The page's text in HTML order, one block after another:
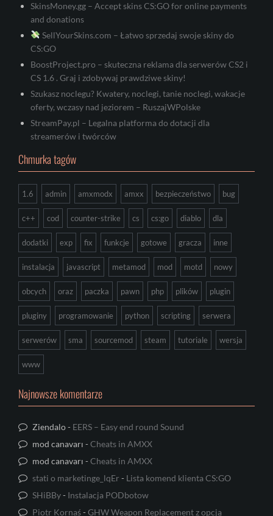
SkinsMoney.gg – Accept skins CS:GO for online payments
and donations
SellYourSkins.com – Łatwo sprzedaj swoje skiny do
CS:GO
BoostProject.pro – skuteczna reklama dla serwerów CS2 i
CS 1.6 . Graj i zdobywaj prawdziwe skiny!
Szukasz noclegu? Kwatery, noclegi, tanie noclegi, wakacje
oferty, wczasy nad jeziorem – RuszajWPolske
StreamPay.pl – Legalna platforma do dotacji dla
streamerów i twórców
Chmurka tagów
1.6 admin amxmodx amxx bezpieczeństwo bug
c++ cod counter-strike cs cs:go diablo dla
dodatki exp fix funkcje gotowe gracza inne
instalacja javascript metamod mod motd nowy
obcych oraz paczka pawn php plików plugin
pluginy programowanie python scripting serwera
serwerów sma sourcemod steam tutoriale wersja
www
Najnowsze komentarze
Ziendalo- EERS – Easy end round Sound
mod canavarı -Cheats in AMXX
mod canavarı -Cheats in AMXX
stati o marketinge_lqEr - Lista komend klienta CS:GO
SHiBBy- Instalacja PODbotow
Piotr Kornaś-GHW Weapon Replacement z opcją